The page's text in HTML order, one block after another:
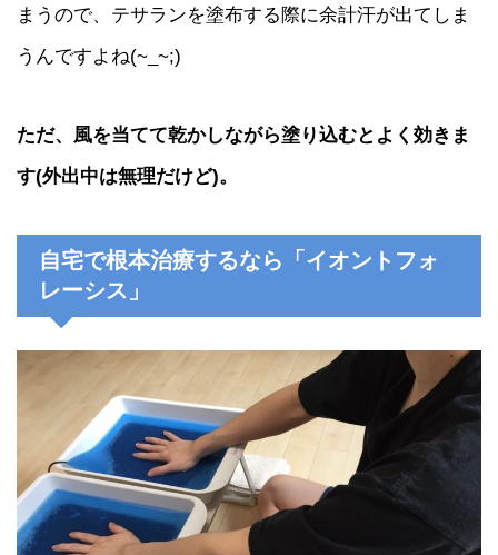
まうので、テサランを塗布する際に余計汗が出てしま
うんですよね(~_~;)
ただ、風を当てて乾かしながら塗り込むとよく効きま
す(外出中は無理だけど)。
自宅で根本治療するなら「イオントフォ
レーシス」